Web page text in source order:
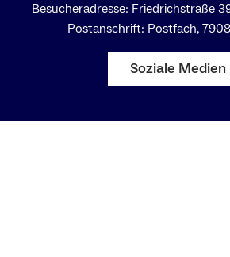
Besucheradresse: Friedrichstraße
Postanschrift: Postfach,
Soziale Medien